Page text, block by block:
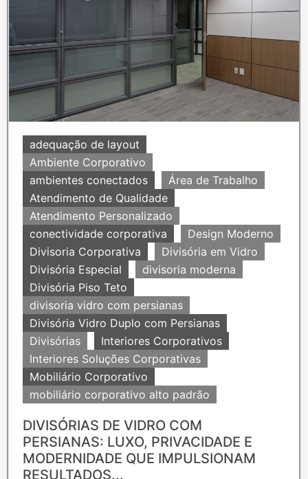
adequação de layout
Ambiente Corporativo
ambientes conectados
Área de Trabalho
Atendimento de Qualidade
Atendimento Personalizado
conectividade corporativa
Design Moderno
Divisoria Corporativa
Divisória em Vidro
Divisória Especial
divisoria moderna
Divisória Piso Teto
divisoria vidro com persianas
Divisória Vidro Duplo com Persianas
Divisórias
Interiores Corporativos
Interiores Soluções Corporativas
Mobiliário Corporativo
mobiliário corporativo alto padrão
DIVISÓRIAS DE VIDRO COM
PERSIANAS: LUXO, PRIVACIDADE E
MODERNIDADE QUE IMPULSIONAM
RESULTADOS...